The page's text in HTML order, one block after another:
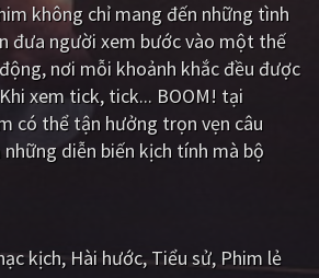
Trung Quốc - Hồng Kông
Nhật Bản
Việt Nam
không chỉ mang đến những tình
đưa người xem bước vào một thế
nơi mỗi khoảnh khắc đều được
xem tick, tick... BOOM! tại
có thể tận hưởng trọn vẹn câu
những diễn biến kịch tính mà bộ
kịch Hài hước Tiểu sử Phim lẻ